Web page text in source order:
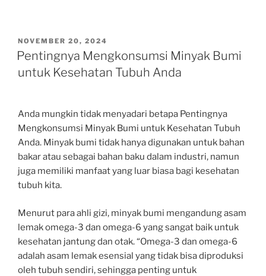
POSTED
ON
NOVEMBER 20, 2024
Pentingnya Mengkonsumsi Minyak Bumi
untuk Kesehatan Tubuh Anda
Anda mungkin tidak menyadari betapa Pentingnya
Mengkonsumsi Minyak Bumi untuk Kesehatan Tubuh
Anda. Minyak bumi tidak hanya digunakan untuk bahan
bakar atau sebagai bahan baku dalam industri, namun
juga memiliki manfaat yang luar biasa bagi kesehatan
tubuh kita.
Menurut para ahli gizi, minyak bumi mengandung asam
lemak omega-3 dan omega-6 yang sangat baik untuk
kesehatan jantung dan otak. “Omega-3 dan omega-6
adalah asam lemak esensial yang tidak bisa diproduksi
oleh tubuh sendiri, sehingga penting untuk